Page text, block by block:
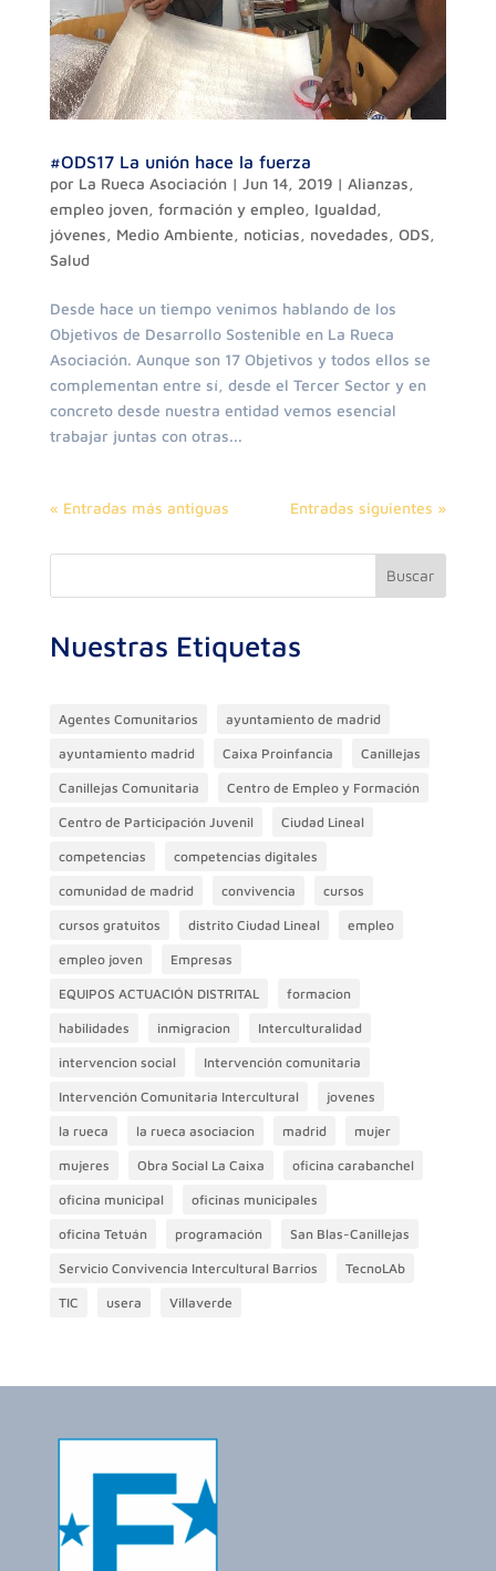
#ODS17 La unión hace la fuerza
por La Rueca Asociación| Jun 14, 2019| Alianzas,
empleo joven, formación y empleo, Igualdad,
jóvenes, Medio Ambiente, noticias, novedades, ODS,
Salud
Desde hace un tiempo venimos hablando de los
Objetivos de Desarrollo Sostenible en La Rueca
Asociación. Aunque son 17 Objetivos y todos ellos se
complementan entre sí, desde el Tercer Sector y en
concreto desde nuestra entidad vemos esencial
trabajar juntas con otras...
« Entradas más antiguas Entradas siguientes »
Buscar
Nuestras Etiquetas
Agentes Comunitarios ayuntamiento de madrid
ayuntamiento madrid Caixa Proinfancia Canillejas
Canillejas Comunitaria Centro de Empleo y Formación
Centro de Participación Juvenil Ciudad Lineal
competencias competencias digitales
comunidad de madrid convivencia cursos
cursos gratuitos distrito Ciudad Lineal empleo
empleo joven Empresas
EQUIPOS ACTUACIÓN DISTRITAL formacion
habilidades inmigracion Interculturalidad
intervencion social Intervención comunitaria
Intervención Comunitaria Intercultural jovenes
la rueca la rueca asociacion madrid mujer
mujeres Obra Social La Caixa oficina carabanchel
oficina municipal oficinas municipales
oficina Tetuán programación San Blas-Canillejas
Servicio Convivencia Intercultural Barrios TecnoLAb
TIC usera Villaverde